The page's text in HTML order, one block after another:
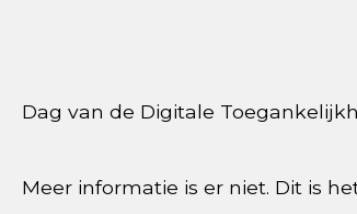
Dag van de Digitale
Meer informatie is er niet. Dit is